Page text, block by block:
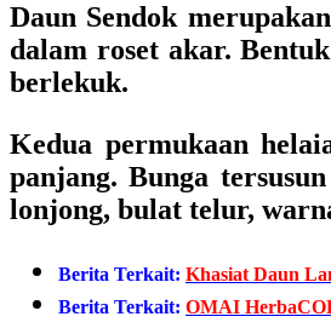
Daun Sendok
dalam roset akar.
berlekuk.
Kedua permukaan
panjang. Bunga
lonjong, bulat telur,
Berita Terkait: Khasiat Daun
Berita Terkait: OMAI